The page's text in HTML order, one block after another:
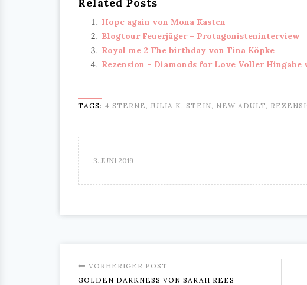
Hope again von Mona Kasten
Blogtour Feuerjäger – Protagonisteninterview
Royal me 2 The birthday von Tina Köpke
Rezension – Diamonds for Love Voller Hingabe
TAGS: 4 STERNE, JULIA K. STEIN, NEW ADULT,
3. JUNI 2019
VORHERIGER POST
GOLDEN DARKNESS VON SARAH REES